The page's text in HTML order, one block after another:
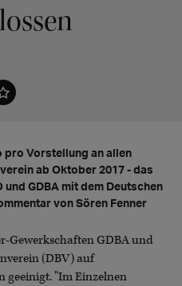
pro Vorstellung an allen
ab Oktober 2017 - das
GDBA mit dem Deutschen
von Sören Fenner
Gewerkschaften GDBA und
(DBV) auf
geeinigt. "Im Einzelnen